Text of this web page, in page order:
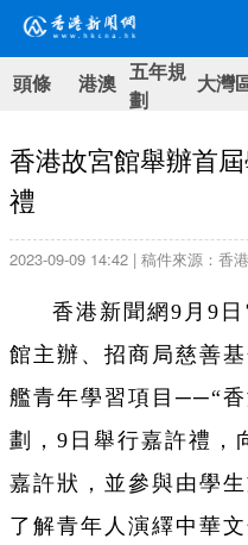
頭條 港澳 五年規
劃
大灣
香港故宮館舉辦首
禮
2023-09-09 14:42 | 稿件來源：香
香港新聞網9月9
館主辦、招商局慈善
艦青年學習項目──“
劃，9日舉行嘉許禮，
嘉許狀，並參與由學
了解青年人演繹中華